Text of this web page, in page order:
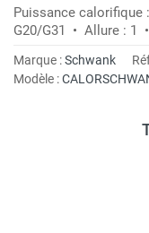
Puissance calorifique
G20/G31 • Allure : 1
Marque :Schwank
Modèle :